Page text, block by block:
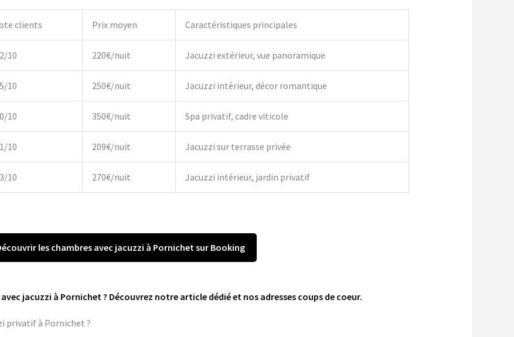
clients Prix moyen Caractéristiques principales
10 220€/nuit Jacuzzi extérieur, vue panoramique
10 250€/nuit Jacuzzi intérieur, décor romantique
10 350€/nuit Spa privatif, cadre viticole
10 209€/nuit Jacuzzi sur terrasse privée
10 270€/nuit Jacuzzi intérieur, jardin privatif
les chambres avec jacuzzi à Pornichet sur Booking
jacuzzi à Pornichet ? Découvrez notre article dédié et nos adresses coups de coeur.
privatif à Pornichet ?